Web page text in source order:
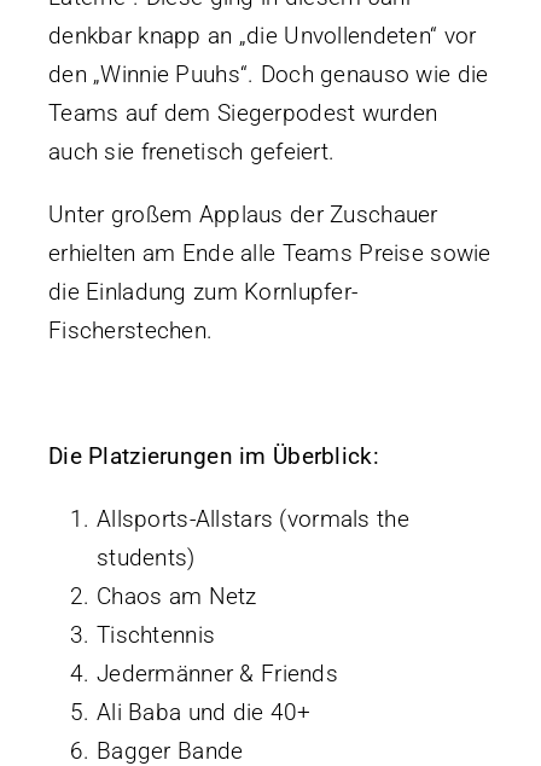
denkbar knapp an „die Unvollendeten“ vor
den „Winnie Puuhs“. Doch genauso wie die
Teams auf dem Siegerpodest wurden
auch sie frenetisch gefeiert.
Unter großem Applaus der Zuschauer
erhielten am Ende alle Teams Preise sowie
die Einladung zum Kornlupfer-
Fischerstechen.
Die Platzierungen im Überblick:
Allsports-Allstars (vormals the
students)
Chaos am Netz
Tischtennis
Jedermänner & Friends
Ali Baba und die 40+
Bagger Bande